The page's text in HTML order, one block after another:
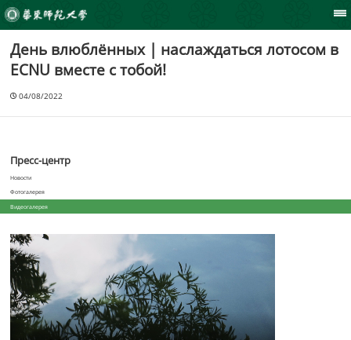
День влюблённых | наслаждаться лотосом в
ECNU вместе с тобой!
04/08/2022
Пресс-центр
Новости
Фотогалерея
Видеогалерея